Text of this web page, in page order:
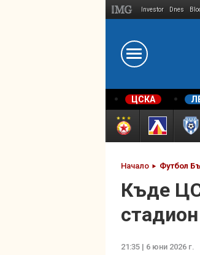
Investor Dnes
ЦСКА
Начало Футбол
Къде
21:35 | 6 юни 2026 г.